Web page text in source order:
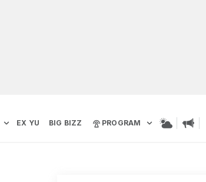
EX YU BIG BIZZ PROGRAM